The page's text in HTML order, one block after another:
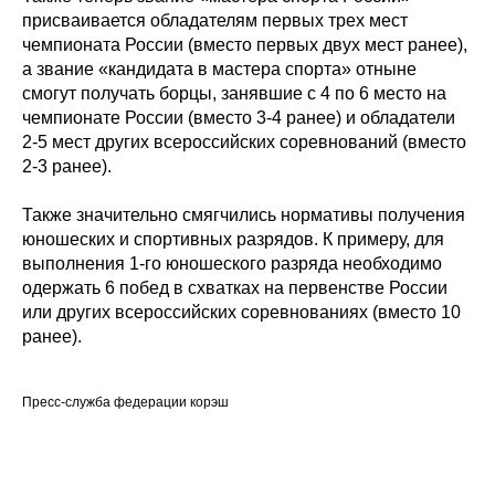
присваивается обладателям первых трех мест
чемпионата России (вместо первых двух мест ранее),
а звание «кандидата в мастера спорта» отныне
смогут получать борцы, занявшие с 4 по 6 место на
чемпионате России (вместо 3-4 ранее) и обладатели
2-5 мест других всероссийских соревнований (вместо
2-3 ранее).
Также значительно смягчились нормативы получения
юношеских и спортивных разрядов. К примеру, для
выполнения 1-го юношеского разряда необходимо
одержать 6 побед в схватках на первенстве России
или других всероссийских соревнованиях (вместо 10
ранее).
Пресс-служба федерации корэш